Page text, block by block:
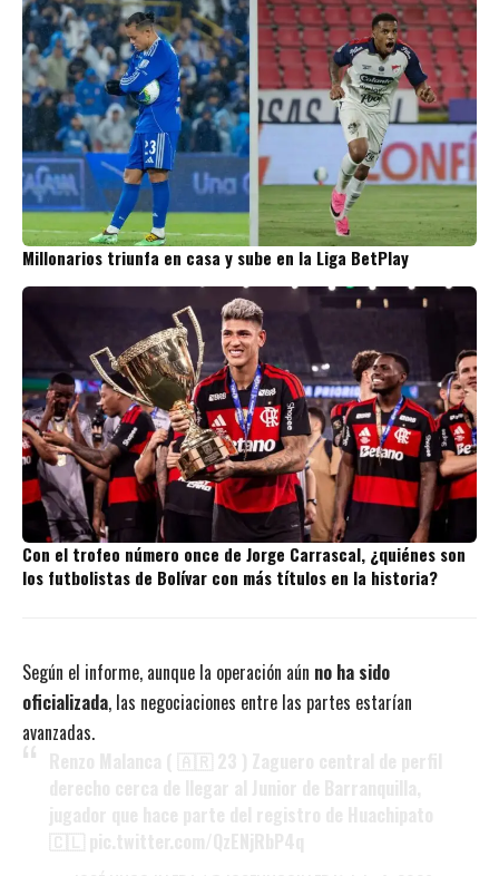
Millonarios triunfa en casa y sube en la Liga BetPlay
Con el trofeo número once de Jorge Carrascal, ¿quiénes son
los futbolistas de Bolívar con más títulos en la historia?
Según el informe, aunque la operación aún no ha sido
oficializada, las negociaciones entre las partes estarían
avanzadas.